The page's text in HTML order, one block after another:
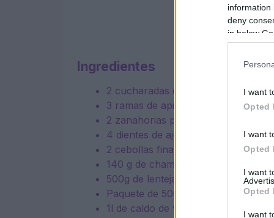
information
deny
in below
I want
Opted
I want
Opted
I want
Opted
I want
Ingredientes
2 cucharadas de aceite de colza,
3 ramas de apio picadas
2 zanahorias picadas
4 dientes de ajo picados
2 cebollas finamente picadas
140 g de champiñones de un
500g de lentejas rojas secas
Paquete de 500g de passata
1l de caldo de verduras reducido